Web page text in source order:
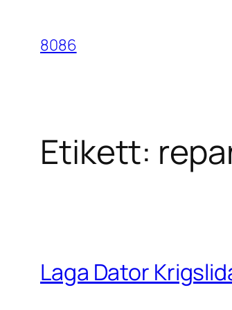
innehåll
8086
Etikett:
Laga Dator